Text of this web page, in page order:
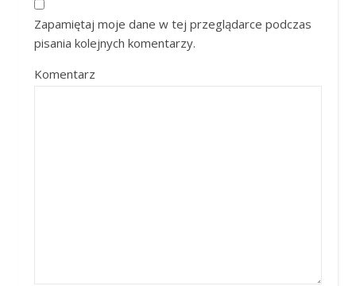
Zapamiętaj moje dane w tej przeglądarce podczas
pisania kolejnych komentarzy.
Komentarz